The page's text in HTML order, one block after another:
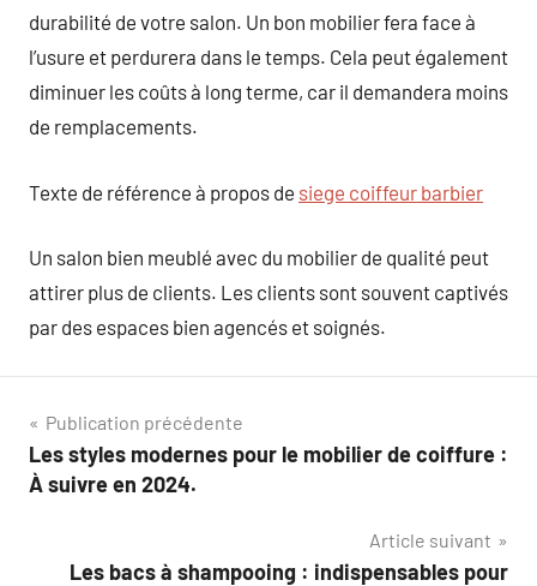
durabilité de votre salon. Un bon mobilier fera face à
l’usure et perdurera dans le temps. Cela peut également
diminuer les coûts à long terme, car il demandera moins
de remplacements.
Texte de référence à propos de siege coiffeur barbier
Un salon bien meublé avec du mobilier de qualité peut
attirer plus de clients. Les clients sont souvent captivés
par des espaces bien agencés et soignés.
Navigation
de
Publication précédente
Les styles modernes pour le mobilier de coiffure :
À suivre en 2024.
Article suivant
Les bacs à shampooing : indispensables pour